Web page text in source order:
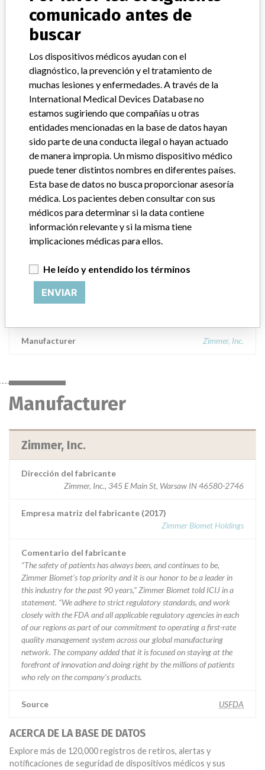
Solution
Modelo / Serial
Clasificación del producto Orthopedic Devices
Clase de dispositivo
¿Implante?
Distribución
Worldwide Distribution-USA (nationwide) and the country of
Japan.
Descripción del producto
00597104110 Provisional CR ART SURF PROV 56/STR GRN 10,
Rx, Sterile; || 00597104112 Provisional CR ART SURF PROV
56/STR GRN 12, Rx, Sterile; || 00597104114 Provisional CR ART
Provisional CR ART SURF PROV 56/STR GRN 17, Rx, Sterile; ||
00597104120 Provisional CR ART SURF PROV 56/STR GRN 20,
Rx, Sterile; || 00597104123 Provisional CR ART SURF PROV
Manufacturer Zimmer, Inc.
Manufacturer
Zimmer, Inc.
Dirección del fabricante
Zimmer, Inc., 345 E Main St, Warsaw IN 46580-2746
Empresa matriz del fabricante (2017)
Zimmer Biomet Holdings
Comentario del fabricante
“The safety of patients has always been, and continues to be,
Zimmer Biomet’s top priority and it is our honor to be a leader in
this industry for the past 90 years,” Zimmer Biomet told ICIJ in a
statement. “We adhere to strict regulatory standards, and work
closely with the FDA and all applicable regulatory agencies in each
of our regions as part of our commitment to operating a first-rate
quality management system across our global manufacturing
network. The company added that it is focused on staying at the
forefront of innovation and doing right by the millions of patients
who rely on the company’s products.
Source USFDA
ACERCA DE LA BASE DE DATOS
Explore más de 120,000 registros de retiros, alertas y
notificaciones de seguridad de dispositivos médicos y sus
comunicado antes de
buscar
Los dispositivos médicos ayudan con el
diagnóstico, la prevención y el tratamiento de
muchas lesiones y enfermedades. A través de la
International Medical Devices Database no
estamos sugiriendo que compañías u otras
entidades mencionadas en la base de datos hayan
sido parte de una conducta ilegal o hayan actuado
de manera impropia. Un mismo dispositivo médico
puede tener distintos nombres en diferentes países.
Esta base de datos no busca proporcionar asesoría
médica. Los pacientes deben consultar con sus
médicos para determinar si la data contiene
información relevante y si la misma tiene
implicaciones médicas para ellos.
He leído y entendido los términos
ENVIAR